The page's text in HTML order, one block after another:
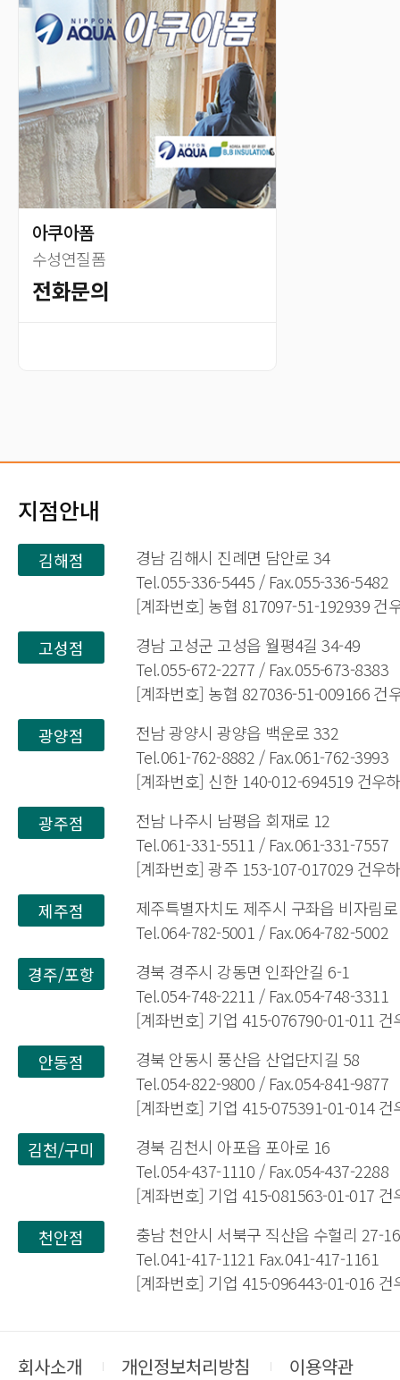
아쿠아폼
수성연질폼
전화문의
지점안내
김해점
경남 김해시 진례면 담안로 34
Tel.055-336-5445 / Fax.055-336-5482
[계좌번호] 농협 817097-51-192939 건
고성점
경남 고성군 고성읍 월평4길 34-49
Tel.055-672-2277 / Fax.055-673-8383
[계좌번호] 농협 827036-51-009166 건
광양점
전남 광양시 광양읍 백운로 332
Tel.061-762-8882 / Fax.061-762-3993
[계좌번호] 신한 140-012-694519 건우
광주점
전남 나주시 남평읍 회재로 12
Tel.061-331-5511 / Fax.061-331-7557
[계좌번호] 광주 153-107-017029 건우
제주점
제주특별자치도 제주시 구좌읍 비자림
Tel.064-782-5001 / Fax.064-782-5002
경주/포항
경북 경주시 강동면 인좌안길 6-1
Tel.054-748-2211 / Fax.054-748-3311
[계좌번호] 기업 415-076790-01-011 건
안동점
경북 안동시 풍산읍 산업단지길 58
Tel.054-822-9800 / Fax.054-841-9877
[계좌번호] 기업 415-075391-01-014 건
김천/구미
경북 김천시 아포읍 포아로 16
Tel.054-437-1110 / Fax.054-437-2288
[계좌번호] 기업 415-081563-01-017 건
천안점
충남 천안시 서북구 직산읍 수헐리 27-16
Tel.041-417-1121 Fax.041-417-1161
[계좌번호] 기업 415-096443-01-016 건
회사소개 개인정보처리방침 이용약관